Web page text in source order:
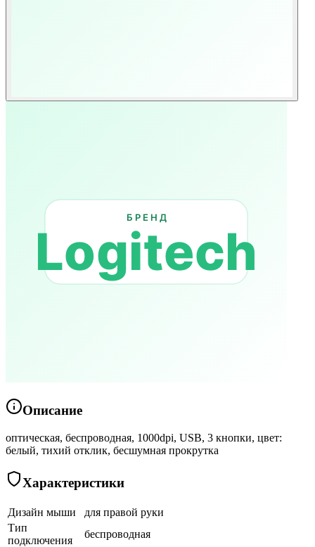
Описание
оптическая, беспроводная, 1000dpi, USB, 3 кнопки, цвет:
белый, тихий отклик, бесшумная прокрутка
Характеристики
Дизайн мыши
для правой руки
Тип
подключения
беспроводная